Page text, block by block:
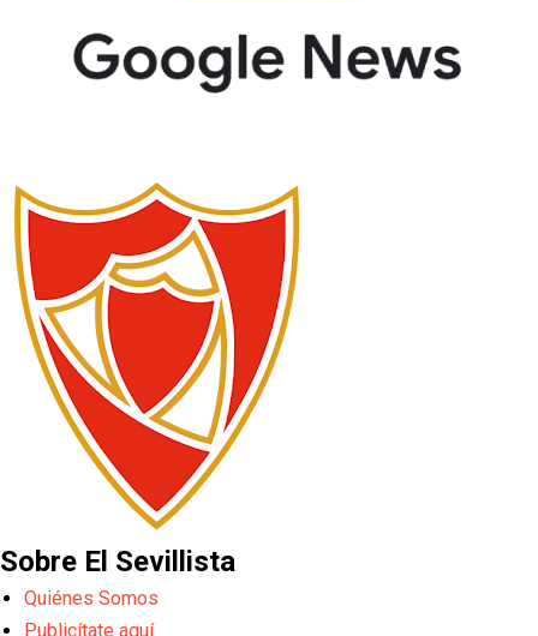
Sobre El Sevillista
Quiénes Somos
Publicítate aquí